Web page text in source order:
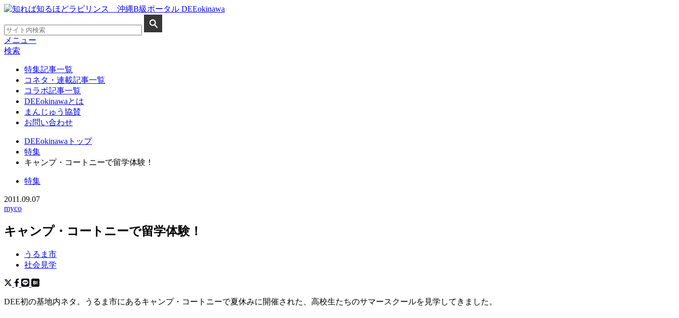
メニュー
検索
特集記事一覧
コネタ・連載記事一覧
コラボ記事一覧
DEEokinawaとは
まんじゅう協賛
お問い合わせ
DEEokinawaトップ
特集
キャンプ・コートニーで留学体験！
特集
2011.09.07
myco
キャンプ・コートニーで留学体験！
うるま市
社会見学
DEE初の基地内ネタ。うるま市にあるキャンプ・コートニーで夏休みに開催された、高校生たちのサマースクールを見学してきました。